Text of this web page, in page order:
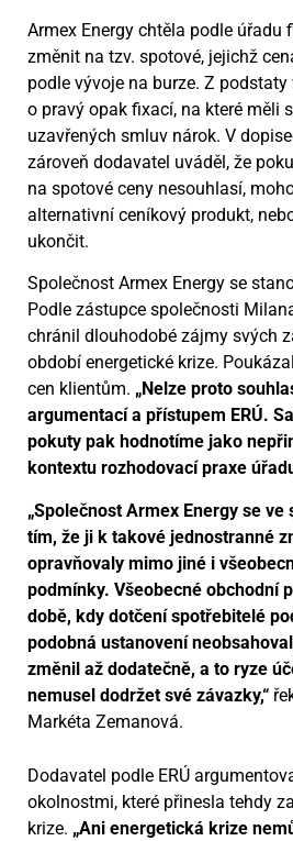
Armex Energy chtěla podle úřadu
změnit na tzv. spotové, jejichž
podle vývoje na burze. Z podstaty
o pravý opak fixací, na které měli
uzavřených smluv nárok. V
zároveň dodavatel uváděl, že
na spotové ceny nesouhlasí,
alternativní ceníkový produkt,
ukončit.
Společnost Armex Energy se
Podle zástupce společnosti
chránil dlouhodobé zájmy svých
období energetické krize.
cen klientům. „Nelze proto
argumentací a přístupem ERÚ.
pokuty pak hodnotíme jako
kontextu rozhodovací praxe
„Společnost Armex Energy se
tím, že ji k takové jednostranné
opravňovaly mimo jiné i
podmínky. Všeobecné obchodní
době, kdy dotčení spotřebitelé
podobná ustanovení
změnil až dodatečně, a to ryze
nemusel dodržet své závazky,“
Markéta Zemanová.
Dodavatel podle ERÚ
okolnostmi, které přinesla tehdy
krize. „Ani energetická krize